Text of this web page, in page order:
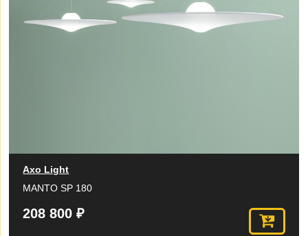
Axo Light
MANTO SP 180
208 800 ₽